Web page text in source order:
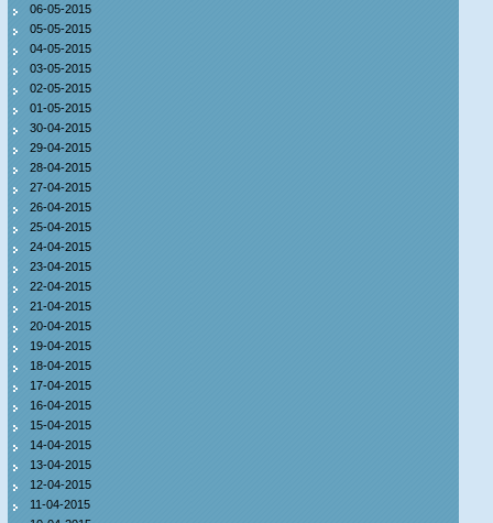
06-05-2015
05-05-2015
04-05-2015
03-05-2015
02-05-2015
01-05-2015
30-04-2015
29-04-2015
28-04-2015
27-04-2015
26-04-2015
25-04-2015
24-04-2015
23-04-2015
22-04-2015
21-04-2015
20-04-2015
19-04-2015
18-04-2015
17-04-2015
16-04-2015
15-04-2015
14-04-2015
13-04-2015
12-04-2015
11-04-2015